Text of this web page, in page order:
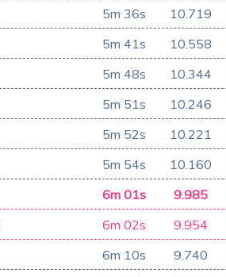
5m 36s 10.719
5m 41s 10.558
5m 48s 10.344
5m 51s 10.246
5m 52s 10.221
5m 54s 10.160
6m 01s 9.985
6m 02s 9.954
6m 10s 9.740